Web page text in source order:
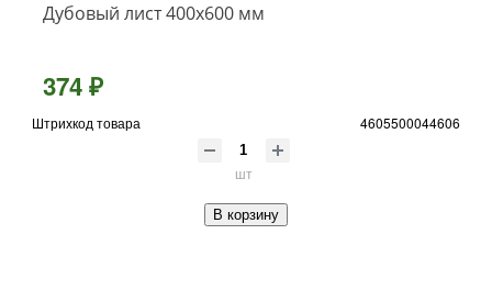
Дубовый лист 400х600 мм
374 ₽
Штрихкод товара 4605500044606
шт
В корзину